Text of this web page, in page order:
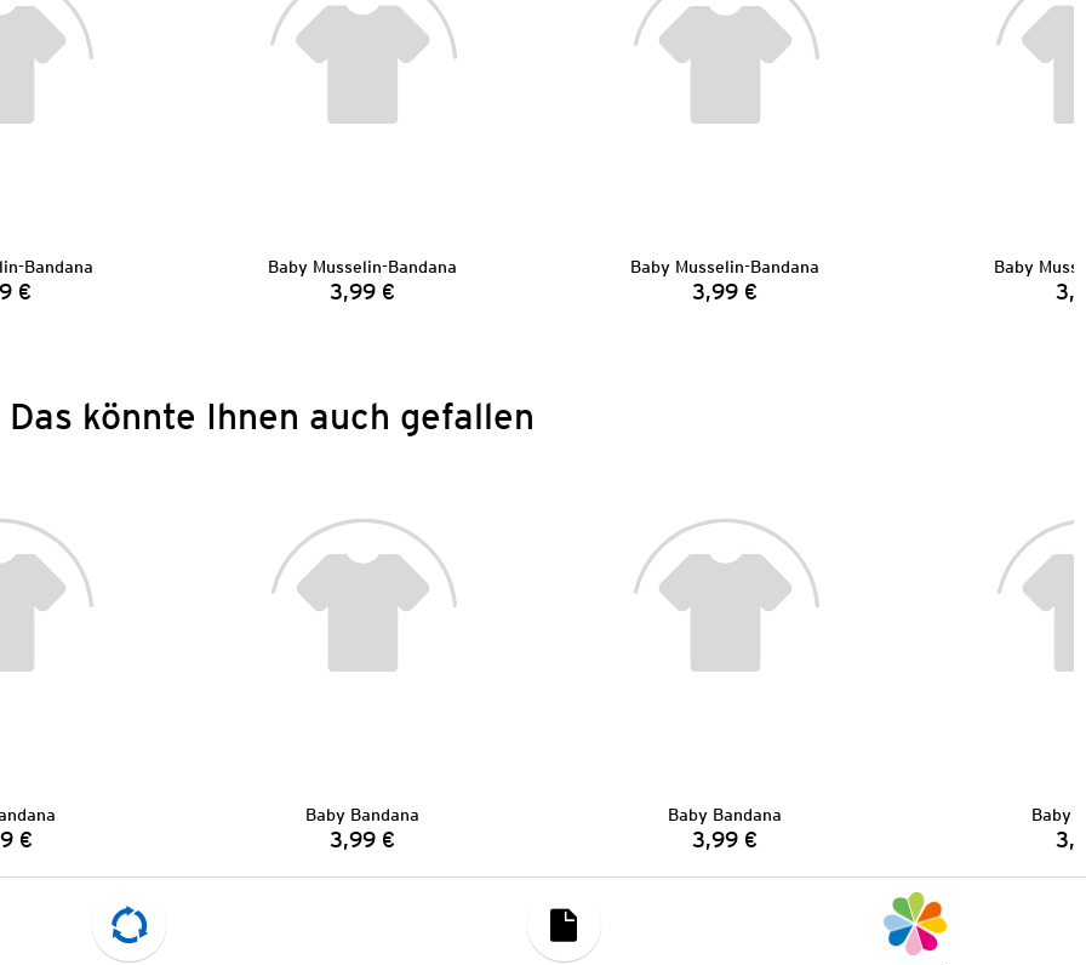
Bandana
€
Baby Musselin-Bandana
Preis:
3,99 €
Baby Musselin-Bandana
Preis:
3,99 €
Baby
Das könnte Ihnen auch gefallen
€
Baby Bandana
Preis:
3,99 €
Baby Bandana
Preis:
3,99 €
Baby